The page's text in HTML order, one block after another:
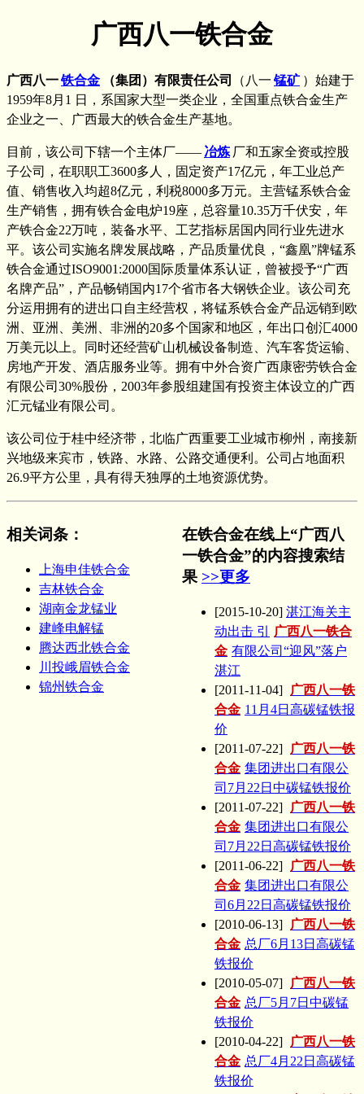
广西八一铁合金
广西八一铁合金 （集团）有限责任公司 （八一 锰矿 ）始建于
1959年8月1 日，系国家大型一类企业，全国重点铁合金生产
企业之一、广西最大的铁合金生产基地。
目前，该公司下辖一个主体厂—— 冶炼 厂和五家全资或控股
子公司，在职职工3600多人，固定资产17亿元，年工业总产
值、销售收入均超8亿元，利税8000多万元。主营锰系铁合金
生产销售，拥有铁合金电炉19座，总容量10.35万千伏安，年
产铁合金22万吨，装备水平、工艺指标居国内同行业先进水
平。该公司实施名牌发展战略，产品质量优良，“鑫凰”牌锰系
铁合金通过ISO9001:2000国际质量体系认证，曾被授予“广西
名牌产品”，产品畅销国内17个省市各大钢铁企业。该公司充
分运用拥有的进出口自主经营权，将锰系铁合金产品远销到欧
洲、亚洲、美洲、非洲的20多个国家和地区，年出口创汇4000
万美元以上。同时还经营矿山机械设备制造、汽车客货运输、
房地产开发、酒店服务业等。拥有中外合资广西康密劳铁合金
有限公司30%股份，2003年参股组建国有投资主体设立的广西
汇元锰业有限公司。
该公司位于桂中经济带，北临广西重要工业城市柳州，南接新
兴地级来宾市，铁路、水路、公路交通便利。公司占地面积
26.9平方公里，具有得天独厚的土地资源优势。
相关词条 ：
上海申佳铁合金
吉林铁合金
湖南金龙锰业
建峰电解锰
腾达西北铁合金
川投峨眉铁合金
锦州铁合金
在铁合金在线上“广西八
一铁合金”的内容搜索结
果 >>更多
[2015-10-20] 湛江海关主
动出击 引
广西八一铁合
金 有限公司“迎风”落户
湛江
[2011-11-04]
广西八一铁
合金 11月4日高碳锰铁报
价
[2011-07-22]
广西八一铁
合金 集团进出口有限公
司7月22日中碳锰铁报价
[2011-07-22]
广西八一铁
合金 集团进出口有限公
司7月22日高碳锰铁报价
[2011-06-22]
广西八一铁
合金 集团进出口有限公
司6月22日高碳锰铁报价
[2010-06-13]
广西八一铁
合金 总厂6月13日高碳锰
铁报价
[2010-05-07]
广西八一铁
合金 总厂5月7日中碳锰
铁报价
[2010-04-22]
广西八一铁
合金 总厂4月22日高碳锰
铁报价